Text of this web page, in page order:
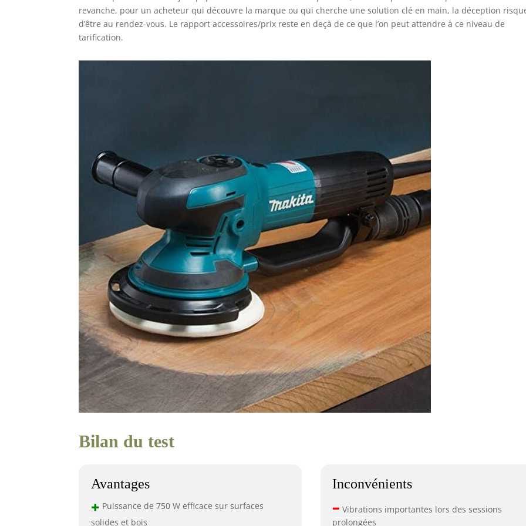
revanche, pour un acheteur qui découvre la marque ou qui cherche une solution clé en main, la déception
d’être au rendez-vous. Le rapport accessoires/prix reste en deçà de ce que l’on peut attendre à ce niveau de
tarification.
Bilan du test
Avantages
+ Puissance de 750 W efficace sur surfaces
solides et bois
Inconvénients
– Vibrations importantes lors des sessions
prolongées